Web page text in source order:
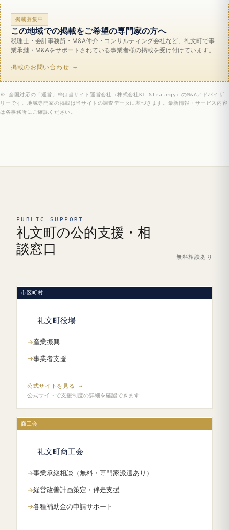
掲載募集中
この地域での掲載をご希望の専門家の方へ
税理士・会計事務所・M&A仲介・コンサルティング会社など、礼文町で事
業承継・M&Aをサポートされている事業者様の掲載を受け付けています。
掲載のお問い合わせ →
※ 全国対応の「運営」枠は当サイト運営会社（株式会社KI Strategy）のM&Aアドバイザ
リーです。地域専門家の掲載は当サイトの調査データに基づきます。最新情報・サービス内容
は各事務所にご確認ください。
PUBLIC SUPPORT
礼文町の公的支援・相
談窓口
無料相談あり
市区町村
礼文町役場
産業振興
事業者支援
公式サイトを見る →
公式サイトで支援制度の詳細を確認できます
商工会
礼文町商工会
事業承継相談（無料・専門家派遣あり）
経営改善計画策定・伴走支援
各種補助金の申請サポート